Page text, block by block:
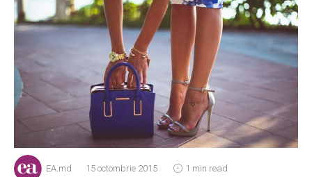
EA.md 15 octombrie 2015 1 min read